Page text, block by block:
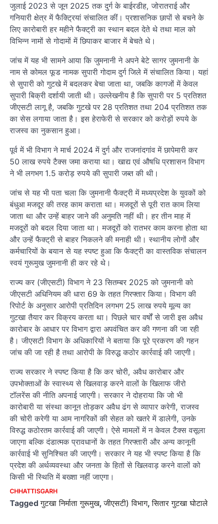
जुलाई 2023 से जून 2025 तक दुर्ग के बाईरडीह, जोरातराई और
गनियारी क्षेत्र में फैक्ट्रियां संचालित कीं। प्रशासनिक छापों से बचने के
लिए कारोबारी हर महीने फैक्ट्री का स्थान बदल देते थे तथा माल को
विभिन्न नामों से गोदामों में छिपाकर बाजार में बेचते थे।
जांच में यह भी सामने आया कि जुमनानी ने अपने बेटे सागर जुमनानी के
नाम से कोमल फूड नामक सुपारी गोदाम दुर्ग जिले में संचालित किया। यहां
से सुपारी को गुटखे में बदलकर बेचा जाता था, जबकि कागजों में केवल
सुपारी बिक्री दर्शायी जाती थी। उल्लेखनीय है कि सुपारी पर 5 प्रतिशत
जीएसटी लागू है, जबकि गुटखे पर 28 प्रतिशत तथा 204 प्रतिशत तक
का सेस लगाया जाता है। इस हेराफेरी से सरकार को करोड़ों रुपये के
राजस्व का नुकसान हुआ।
पूर्व में भी विभाग ने मार्च 2024 में दुर्ग और राजनांदगांव में छापेमारी कर
50 लाख रुपये टैक्स जमा कराया था। खाद्य एवं औषधि प्रशासन विभाग
ने भी लगभग 1.5 करोड़ रुपये की सुपारी जब्त की थी।
जांच से यह भी पता चला कि जुमनानी फैक्ट्री में मध्यप्रदेश के युवकों को
बंधुआ मजदूर की तरह काम कराता था। मजदूरों से पूरी रात काम लिया
जाता था और उन्हें बाहर जाने की अनुमति नहीं थी। हर तीन माह में
मजदूरों को बदल दिया जाता था। मजदूरों को रातभर काम करना होता था
और उन्हें फैक्ट्री से बाहर निकलने की मनाही थी। स्थानीय लोगों और
कर्मचारियों के बयान से यह स्पष्ट हुआ कि फैक्ट्री का वास्तविक संचालन
स्वयं गुरूमुख जुमनानी ही कर रहे थे।
राज्य कर (जीएसटी) विभाग ने 23 सितम्बर 2025 को जुमनानी को
जीएसटी अधिनियम की धारा 69 के तहत गिरफ्तार किया। विभाग की
रिपोर्ट के अनुसार आरोपी प्रतिदिन लगभग 25 लाख रुपये मूल्य का
गुटखा तैयार कर विक्रय करता था। पिछले चार वर्षों से जारी इस अवैध
कारोबार के आधार पर विभाग द्वारा अपवंचित कर की गणना की जा रही
है। जीएसटी विभाग के अधिकारियों ने बताया कि पूरे प्रकरण की गहन
जांच की जा रही है तथा आरोपी के विरुद्ध कठोर कार्रवाई की जाएगी।
राज्य सरकार ने स्पष्ट किया है कि कर चोरी, अवैध कारोबार और
उपभोक्ताओं के स्वास्थ्य से खिलवाड़ करने वालों के खिलाफ जीरो
टॉलरेंस की नीति अपनाई जाएगी। सरकार ने दोहराया कि जो भी
कारोबारी या संस्था कानून तोड़कर अवैध ढंग से व्यापार करेगी, राजस्व
की चोरी करेगी या आम नागरिकों की सेहत को खतरे में डालेगी, उनके
विरुद्ध कठोरतम कार्रवाई की जाएगी। ऐसे मामलों में न केवल टैक्स वसूला
जाएगा बल्कि दंडात्मक प्रावधानों के तहत गिरफ्तारी और अन्य कानूनी
कार्रवाई भी सुनिश्चित की जाएगी। सरकार ने यह भी स्पष्ट किया है कि
प्रदेश की अर्थव्यवस्था और जनता के हितों से खिलवाड़ करने वालों को
किसी भी स्थिति में बख्शा नहीं जाएगा।
CHHATTISGARH
Taggedगुटखा निर्माता गुरूमुख,जीएसटी) विभाग,सितार गुटखा घोटाले